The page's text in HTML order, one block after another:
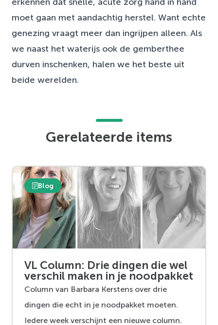
erkennen dat snelle, acute zorg hand in hand
moet gaan met aandachtig herstel. Want echte
genezing vraagt meer dan ingrijpen alleen. Als
we naast het waterijs ook de gemberthee
durven inschenken, halen we het beste uit
beide werelden.
Gerelateerde items
Blog
VL Column: Drie dingen die wel
verschil maken in je noodpakket
Column van Barbara Kerstens over drie
dingen die echt in je noodpakket moeten.
Iedere week verschijnt een nieuwe column.